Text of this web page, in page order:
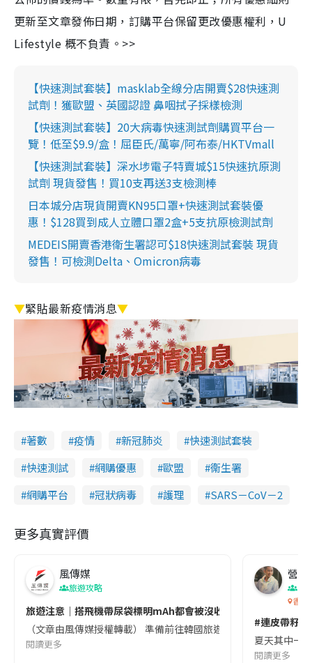
更新至文章發佈日期，訂購平台保留更改優惠權利，U
Lifestyle 概不負責。>>
【快速測試套裝】masklab全線分店開賣$28快速測
試劑！獲歐盟、英國認證 鼻咽拭子採樣檢測
【快速測試套裝】20大病毒快速測試劑購買平台一
覽！低至$9.9/盒！屈臣氏/萬寧/阿布泰/HKTVmall
【快速測試套裝】深水埗電子特賣城$15快速抗原測
試劑 現貨發售！買10支再送3支檢測棒
日本城分店現貨開賣KN95口罩+快速測試套裝優
惠！$128買到成人立體口罩2盒+5支抗原檢測試劑
MEDEIS開賣香港衛生署認可$18快速測試套裝 現貨
發售！可檢測Delta、Omicron病毒
▼緊貼最新疫情消息▼
著數 疫情 新冠肺炎
快速測試套裝
快速測試
網購優惠 歐盟
衞生署
網購平台
冠狀病毒 護理 SARS－CoV－2
更多真實評價
風傳媒
旅遊攻略
旅遊注意｜搭飛機帶尿袋標明mAh都會被沒收😱出發前切記檢查
（文章由風傳媒授權轉載） 準備前往韓國旅遊的民眾，近期要
閱讀更多
營養
香港
#連皮帶籽
夏天其中一
閱讀更多